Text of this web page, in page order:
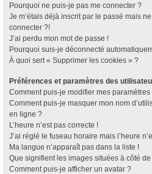
Pourquoi ne puis-je pas me connecter ?
Je m’étais déjà inscrit par le passé mais
connecter ?!
J’ai perdu mon mot de passe !
Pourquoi suis-je déconnecté
À quoi sert « Supprimer les cookies » ?
Préférences et paramètres des
Comment puis-je modifier mes paramètres
Comment puis-je masquer mon nom
en ligne ?
L’heure n’est pas correcte !
J’ai réglé le fuseau horaire mais l’heure
Ma langue n’apparaît pas dans la liste !
Que signifient les images situées à côté
Comment puis-je afficher un avatar ?